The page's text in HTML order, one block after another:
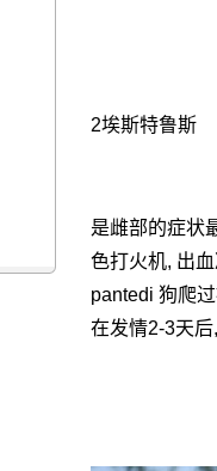
2埃斯特鲁斯
是雌部的症状
色打火机, 出
pantedi 狗爬
在发情2-3天